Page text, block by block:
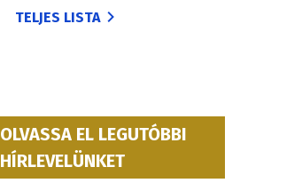
TELJES LISTA
OLVASSA EL LEGUTÓBBI
HÍRLEVELÜNKET